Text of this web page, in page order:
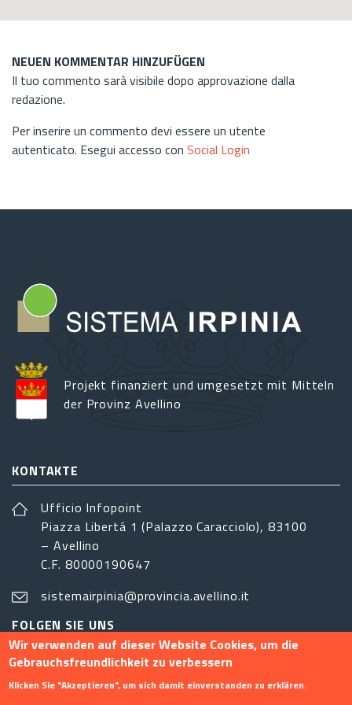
NEUEN KOMMENTAR HINZUFÜGEN
Il tuo commento sarà visibile dopo approvazione dalla
redazione.
Per inserire un commento devi essere un utente
autenticato. Esegui accesso con Social Login
Projekt finanziert und umgesetzt mit Mitteln
der Provinz Avellino
KONTAKTE
Ufficio Infopoint
Piazza Libertá 1 (Palazzo Caracciolo), 83100
– Avellino
C.F. 80000190647
sistemairpinia@provincia.avellino.it
FOLGEN SIE UNS
Wir verwenden auf dieser Website Cookies, um die
Gebrauchsfreundlichkeit zu verbessern
Klicken Sie "Akzeptieren", um sich damit einverstanden zu erklären.